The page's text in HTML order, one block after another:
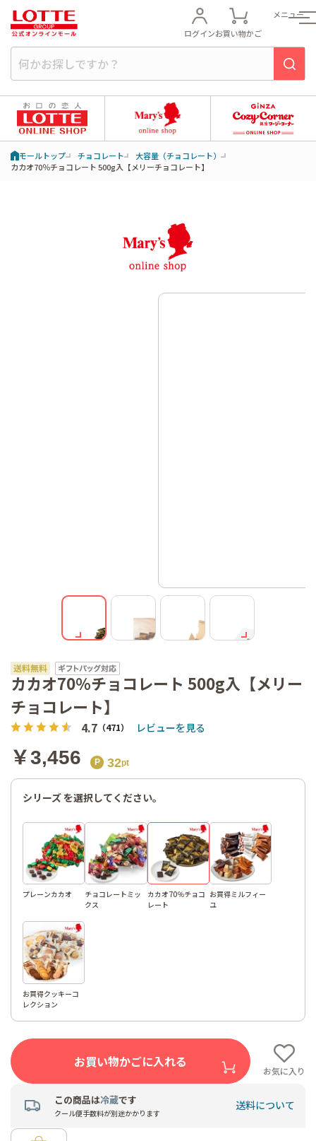
ログインお買い物かご
メニュー
モールトップ チョコレート
大容量（チョコレート）
カカオ70％チョコレート 500g入【メリーチョコレート】
70％チョ
コレート
カカオ70％チョコレート 500g入【メリー
チョコレート】
4.7 （471） レビューを見る
￥3,456 32
シリーズ を選択してください。
プレーンカカオ
チョコレートミッ
クス
カカオ70％チョコ
レート
お買得ミルフィー
ユ
お買得クッキーコ
レクション
お買い物かごに入れる
お気に入り
この商品は冷蔵です
クール便手数料が別途かかります
送料について